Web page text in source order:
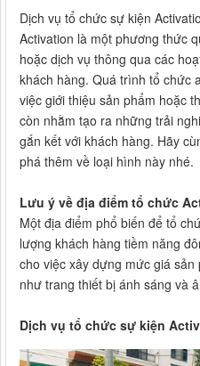
Dịch vụ tổ chức sự kiện
Activation là một phương thức
hoặc dịch vụ thông qua các
khách hàng. Quá trình tổ chức
việc giới thiệu sản phẩm hoặc
còn nhằm tạo ra những trải
gắn kết với khách hàng. Hãy
phá thêm về loại hình này nhé.
Lưu ý về địa điểm tổ chức
Một địa điểm phổ biến để tổ
lượng khách hàng tiềm năng
cho việc xây dựng mức giá
như trang thiết bị ánh sáng và
Dịch vụ tổ chức sự kiện